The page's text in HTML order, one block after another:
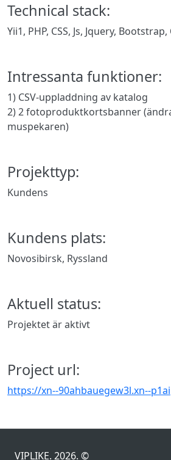
Technical stack:
Yii1, PHP, CSS, Js, Jquery, Bootstrap,
Intressanta funktioner:
1) CSV-uppladdning av katalog
2) 2 fotoproduktkortsbanner
muspekaren)
Projekttyp:
Kundens
Kundens plats:
Novosibirsk, Ryssland
Aktuell status:
Projektet är aktivt
Project url:
https://xn--90ahbauegew3l.xn--p1ai
VIPLIKE. 2026. ©